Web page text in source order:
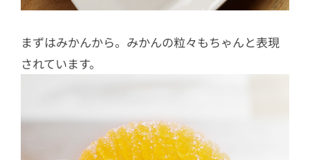
まずはみかんから。みかんの粒々もちゃんと表現
されています。